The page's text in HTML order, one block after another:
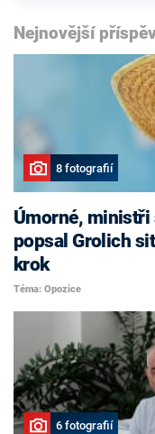
Nejnovější
8 fotografií
Úmorné, ministři
popsal Grolich
krok
Téma: Opozice
6 fotografií